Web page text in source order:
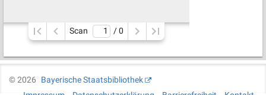
Scan / 0
©2026
Bayerische Staatsbibliothek